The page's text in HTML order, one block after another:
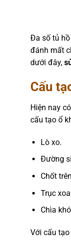
Đa số tủ hồ
đánh mất
dưới đây,
Cấu
Hiện nay
cấu tạo ổ
Lò xo.
Đường
Chốt
Trục
Chìa
Với cấu